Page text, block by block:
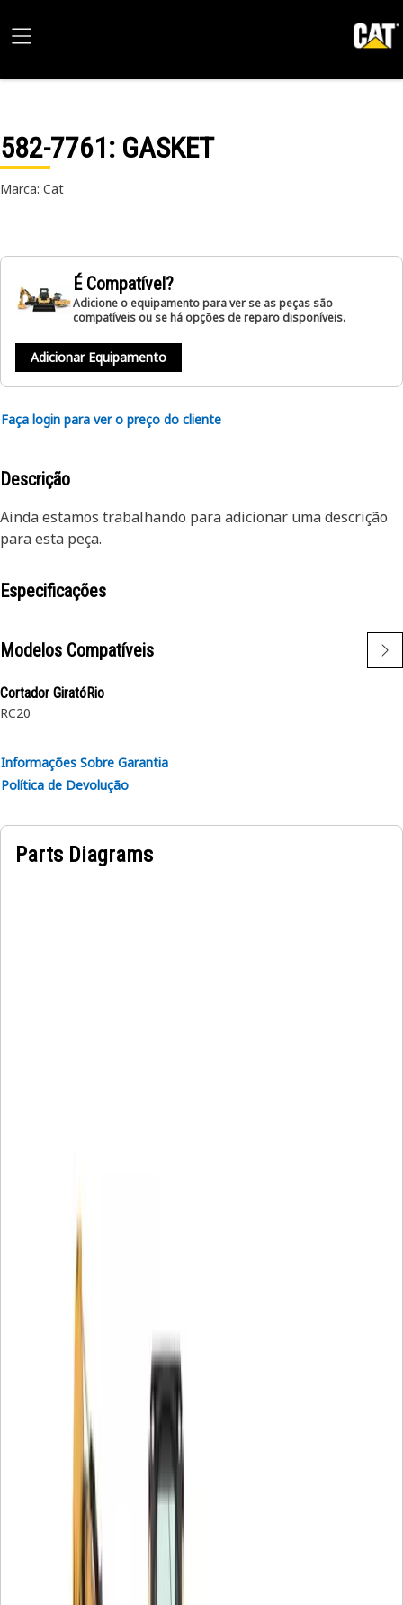
582-7761: GASKET
Marca: Cat
É Compatível?
Adicione o equipamento para ver se as peças são
compatíveis ou se há opções de reparo disponíveis.
Adicionar Equipamento
Faça login para ver o preço do cliente
Descrição
Ainda estamos trabalhando para adicionar uma descrição
para esta peça.
Especificações
Modelos Compatíveis
Cortador GiratóRio
RC20
Informações Sobre Garantia
Política de Devolução
Parts Diagrams